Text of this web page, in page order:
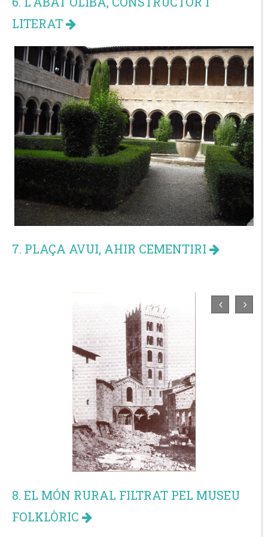
LITERAT
7. PLAÇA AVUI, AHIR CEMENTIRI
8. EL MÓN RURAL FILTRAT PEL MUSEU
FOLKLÒRIC